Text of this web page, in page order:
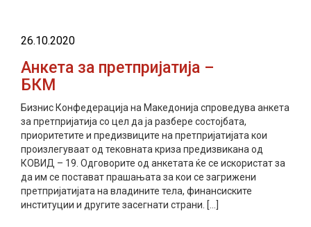
26.10.2020
Анкета за претпријатија –
БКМ
Бизнис Конфедерација на Македонија спроведува анкета
за претпријатија со цел да ја разбере состојбата,
приоритетите и предизвиците на претпријатијата кои
произлегуваат од тековната криза предизвикана од
КОВИД – 19. Одговорите од анкетата ќе се искористат за
да им се постават прашањата за кои се загрижени
претпријатијата на владините тела, финансиските
институции и другите засегнати страни. […]